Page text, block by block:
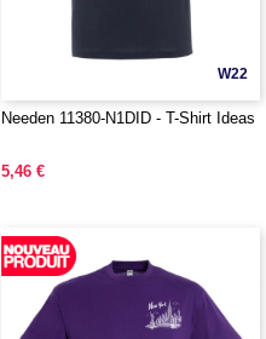
W22
Needen 11380-N1DID - T-Shirt Ideas
5,46 €